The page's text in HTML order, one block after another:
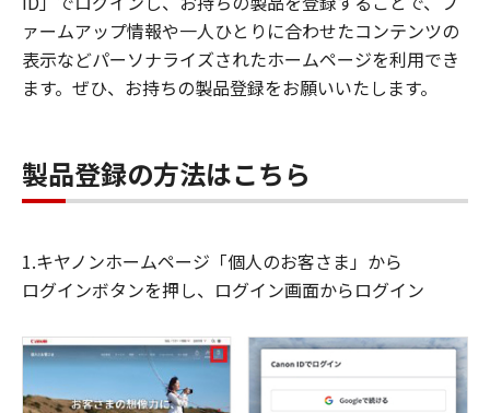
ァームアップ情報や一人ひとりに合わせたコンテンツの
表示などパーソナライズされたホームページを利用でき
ます。ぜひ、お持ちの製品登録をお願いいたします。
製品登録の方法はこちら
1.キヤノンホームページ「個人のお客さま」から
ログインボタンを押し、ログイン画面からログイン